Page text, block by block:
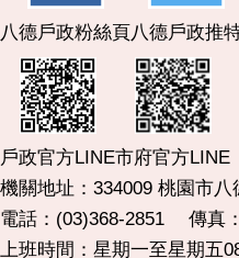
八德戶政粉絲頁八德戶政推
戶政官方LINE市府官方LINE
機關地址：334009 桃園市
電話：(03)368-2851 傳真
上班時間：星期一至星期五